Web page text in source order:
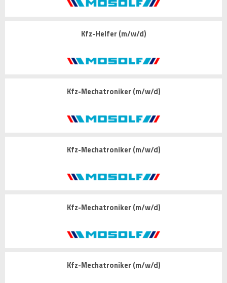
Kfz-Helfer (m/w/d)
Kfz-Mechatroniker (m/w/d)
Kfz-Mechatroniker (m/w/d)
Kfz-Mechatroniker (m/w/d)
Kfz-Mechatroniker (m/w/d)